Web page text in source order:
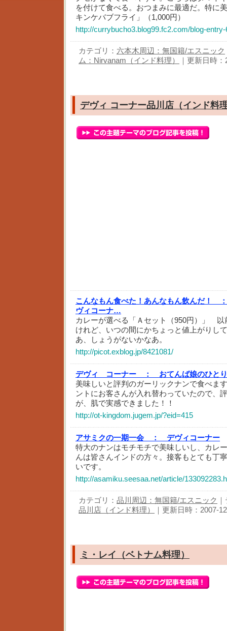
を付けて食べる。おつまみに最適だ。特に
キンケバブフライ」（1,000円）
http://currybucho3.blog99.fc2.com/blog-
カテゴリ： 六本木周辺：無国籍/エスニック
ム：Nirvanam（インド料理）
｜更新日時
デヴィ コーナー品川店（インド料
こんなもん食べた！あんなもん飲んだ！ ：
ヴィコーナ…
カレーが選べる「Ａセット（950円）」 以
けれど、いつの間にかちょっと値上がりし
あ、しょうがないかなあ。
http://picot.exblog.jp/8421081/
デヴィ コーナー ：
おてんば娘のひと
美味しいと評判のガーリックナンで食べま
ントにお客さんが入れ替わっていたので、
が、肌で実感できました！！
http://ot-kingdom.jugem.jp/?eid=415
アサミクの一期一会 ：
デヴィコーナー
特大のナンはモチモチで美味しいし、カレ
んは皆さんインドの方々。接客もとても丁
いです。
http://asamiku.seesaa.net/article/
カテゴリ： 品川周辺：無国籍/エスニック
品川店（インド料理）
｜更新日時：2007-
ミ・レイ（ベトナム料理）